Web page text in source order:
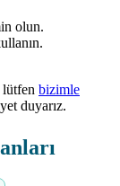
olun.
lütfen bizimle
duyarız.